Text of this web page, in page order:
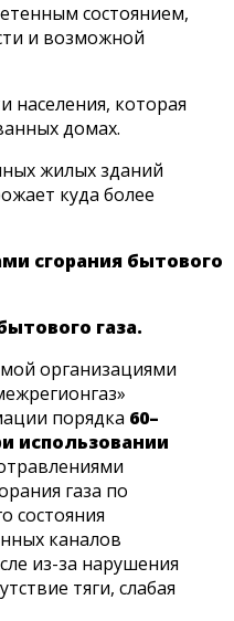
состоянием,
и возможной
населения, которая
домах.
жилых зданий
куда более
сгорания бытового
газа.
организациями
порядка 60–
использовании
газа по
состояния
каналов
из-за нарушения
тяги, слабая